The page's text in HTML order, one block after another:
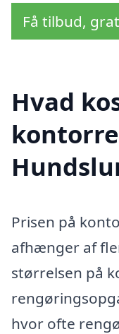
Få tilbud,
Hvad
Prisen på
afhænger af
størrelsen på
hvor ofte